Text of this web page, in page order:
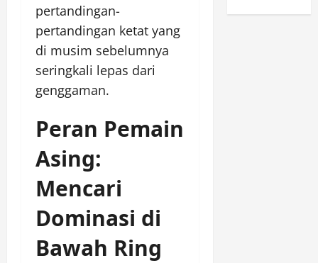
pertandingan-
pertandingan ketat yang
di musim sebelumnya
seringkali lepas dari
genggaman.
Peran Pemain
Asing:
Mencari
Dominasi di
Bawah Ring